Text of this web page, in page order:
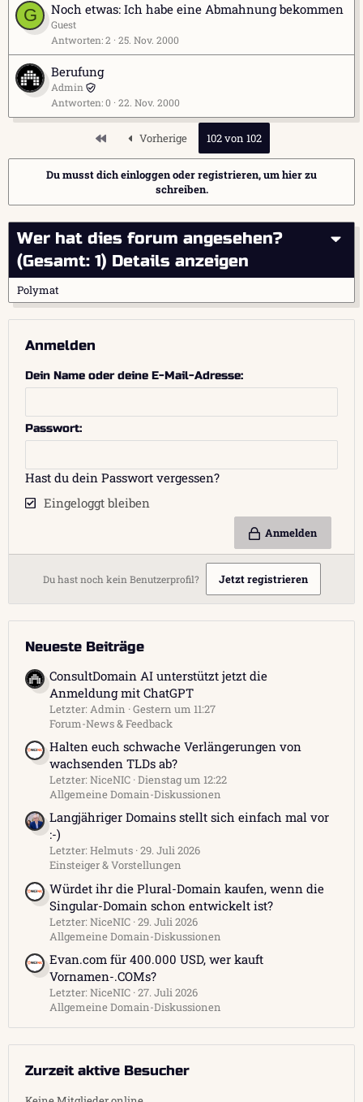
G Noch etwas: Ich habe eine Abmahnung bekommen
Guest
Antworten 2 25. Nov. 2000
Berufung
Admin
Antworten 0 22. Nov. 2000
Erste Vorherige 102 von 102
Du musst dich einloggen oder registrieren, um hier zu
schreiben.
Wer hat dies forum angesehen?
(Gesamt: 1) Details anzeigen
Polymat
Anmelden
Dein Name oder deine E-Mail-Adresse
Passwort
Hast du dein Passwort vergessen?
Eingeloggt bleiben
Anmelden
Du hast noch kein Benutzerprofil? Jetzt registrieren
Neueste Beiträge
ConsultDomain AI unterstützt jetzt die
Anmeldung mit ChatGPT
Letzter: Admin Gestern um 11:27
Forum-News & Feedback
Halten euch schwache Verlängerungen von
wachsenden TLDs ab?
Letzter: NiceNIC Dienstag um 12:22
Allgemeine Domain-Diskussionen
Langjähriger Domains stellt sich einfach mal vor
:-)
Letzter: Helmuts 29. Juli 2026
Einsteiger & Vorstellungen
Würdet ihr die Plural-Domain kaufen, wenn die
Singular-Domain schon entwickelt ist?
Letzter: NiceNIC 29. Juli 2026
Allgemeine Domain-Diskussionen
Evan.com für 400.000 USD, wer kauft
Vornamen-.COMs?
Letzter: NiceNIC 27. Juli 2026
Allgemeine Domain-Diskussionen
Zurzeit aktive Besucher